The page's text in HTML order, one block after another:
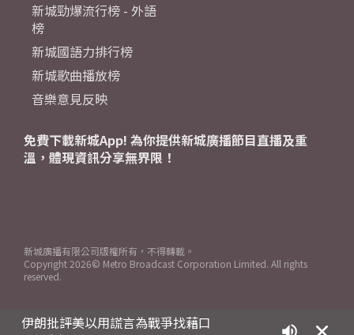
伊朗批評美以用謊言為戰爭找藉口
新城勁爆流行榜 - 外語
榜
新城國語力排行榜
新城歌曲播放榜
音樂意見反映
免費下載新城App! 為你提供新城廣播節目直播及重
溫，體現資訊分享無界限！
新城廣播有限公司版權所有，不得轉載。
Copyright 2026© Metro Broadcast Corporation Limited. All rights
reserved.